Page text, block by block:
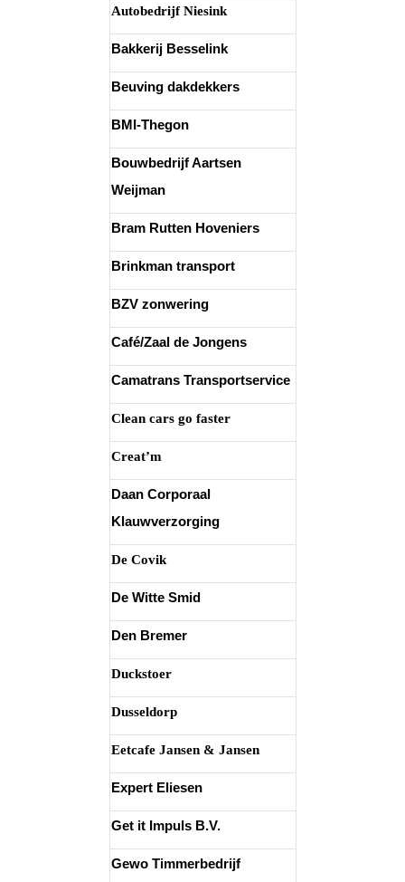
Autobedrijf Niesink
Bakkerij Besselink
Beuving dakdekkers
BMI-Thegon
Bouwbedrijf Aartsen
Weijman
Bram Rutten Hoveniers
Brinkman transport
BZV zonwering
Café/Zaal de Jongens
Camatrans Transportservice
Clean cars go faster
Creat’m
Daan Corporaal
Klauwverzorging
De Covik
De Witte Smid
Den Bremer
Duckstoer
Dusseldorp
Eetcafe Jansen & Jansen
Expert Eliesen
Get it Impuls B.V.
Gewo Timmerbedrijf